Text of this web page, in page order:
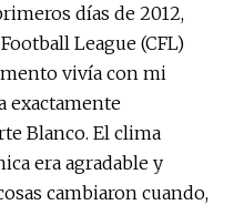
días de 2012,
League (CFL)
vivía con mi
exactamente
Blanco. El clima
era agradable y
cambiaron cuando,